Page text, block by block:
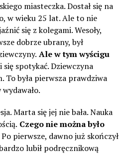
miasteczka. Dostał się na
w wieku 25 lat. Ale to nie
się z kolegami. Wesoły,
dobrze ubrany, był
Ale w tym wyścigu
się spotykać. Dziewczyna
To była pierwsza prawdziwa
Marta się jej nie bała. Nauka
Czego nie można było
pierwsze, dawno już skończył
lubił podręcznikową